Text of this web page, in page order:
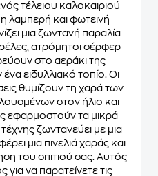
τέλειου καλοκαιριού
λαμπερή και φωτεινή
μια ζωντανή παραλία
ατρόμητοι σέρφερ
στο αεράκι της
ειδυλλιακό τοπίο. Οι
θυμίζουν τη χαρά των
στον ήλιο και
εφαρμοστούν τα μικρά
ζωντανεύει με μια
μια πινελιά χαράς και
του σπιτιού σας. Αυτός
για να παρατείνετε τις